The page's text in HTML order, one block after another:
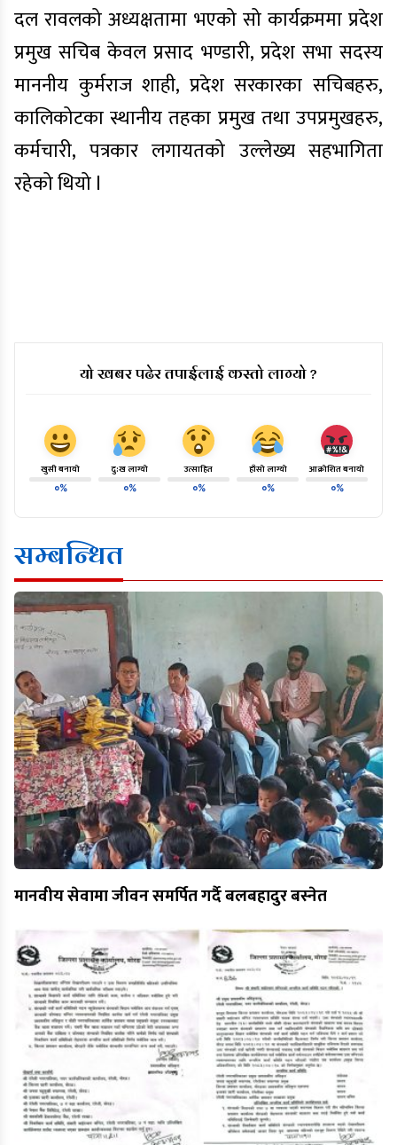
दल रावलको अध्यक्षतामा भएको सो कार्यक्रममा प्रदेश
प्रमुख सचिब केवल प्रसाद भण्डारी, प्रदेश सभा सदस्य
माननीय कुर्मराज शाही, प्रदेश सरकारका सचिबहरु,
कालिकोटका स्थानीय तहका प्रमुख तथा उपप्रमुखहरु,
कर्मचारी, पत्रकार लगायतको उल्लेख्य सहभागिता
रहेको थियो l
यो खबर पढेर तपाईलाई कस्तो लाग्यो ?
खुसी बनायो
०%
दु:ख लाग्यो
०%
उत्साहित
०%
हाँसो लाग्यो
०%
आक्रोशित बनायो
०%
सम्बन्धित
मानवीय सेवामा जीवन समर्पित गर्दै बलबहादुर बस्नेत